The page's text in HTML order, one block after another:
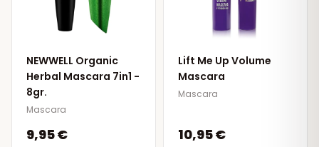
NEWWELL Organic
Herbal Mascara 7in1 -
8gr.
Mascara
9,95 €
Lift Me Up Volume
Mascara
Mascara
10,95 €